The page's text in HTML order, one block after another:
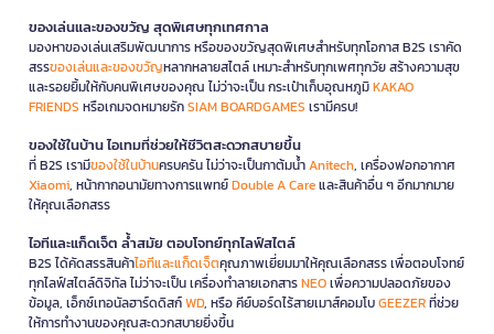
ของเล่นและของขวัญ สุดพิเศษทุกเทศกาล
มองหาของเล่นเสริมพัฒนาการ หรือของขวัญสุดพิเศษสำหรับทุกโอกาส B2S เราคัด
สรรของเล่นและของขวัญหลากหลายสไตล์ เหมาะสำหรับทุกเพศทุกวัย สร้างความสุข
และรอยยิ้มให้กับคนพิเศษของคุณ ไม่ว่าจะเป็น กระเป๋าเก็บอุณหภูมิKAKAO
FRIENDS หรือเกมจดหมายรักSIAM BOARDGAMES เรามีครบ!
ของใช้ในบ้าน ไอเทมที่ช่วยให้ชีวิตสะดวกสบายขึ้น
ที่ B2S เรามีของใช้ในบ้านครบครัน ไม่ว่าจะเป็นกาต้มน้ำAnitech, เครื่องฟอกอากาศ
Xiaomi, หน้ากากอนามัยทางการแพทย์Double A Careและสินค้าอื่น ๆ อีกมากมาย
ให้คุณเลือกสรร
ไอทีและแก็ดเจ็ต ล้ำสมัย ตอบโจทย์ทุกไลฟ์สไตล์
B2S ได้คัดสรรสินค้าไอทีและแก็ดเจ็ตคุณภาพเยี่ยมมาให้คุณเลือกสรร เพื่อตอบโจทย์
ทุกไลฟ์สไตล์ดิจิทัล ไม่ว่าจะเป็น เครื่องทำลายเอกสารNEOเพื่อความปลอดภัยของ
ข้อมูล, เอ็กซ์เทอนัลฮาร์ดดิสก์WD, หรือ คีย์บอร์ดไร้สายเมาส์คอมโบGEEZERที่ช่วย
ให้การทำงานของคุณสะดวกสบายยิ่งขึ้น